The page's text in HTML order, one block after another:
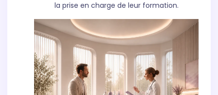
la prise en charge de leur formation.